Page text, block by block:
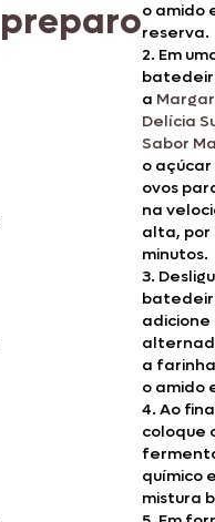
preparoo amido
reserva.
2. Em
a
Delícia
Sabor
o açúcar
ovos
na
alta, por
minutos.
3.
adicione
a
o amido
4. Ao
coloque
químico
mistura